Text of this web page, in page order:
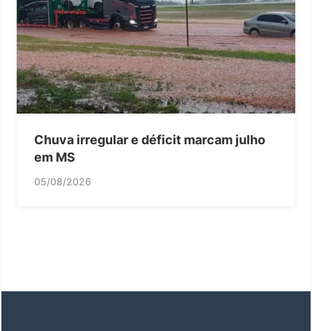
Chuva irregular e déficit marcam julho
em MS
05/08/2026